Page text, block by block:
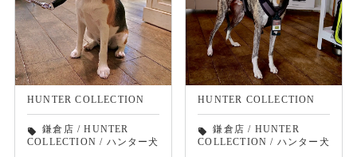
HUNTER COLLECTION
local_offer 鎌倉店 /HUNTER
COLLECTION / ハンター犬
HUNTER COLLECTION
local_offer 鎌倉店 / HUNTER
COLLECTION / ハンター犬